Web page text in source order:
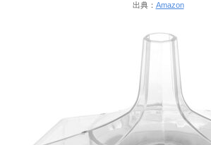
出典： Amazon